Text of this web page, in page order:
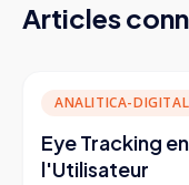
Articles
ANALITICA-DIGITAL
Eye Tracking
l'Utilisateur